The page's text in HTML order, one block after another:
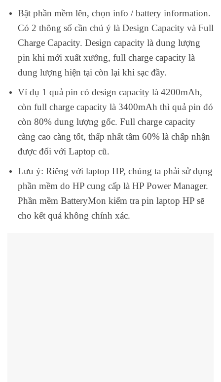
Bật phần mềm lên, chọn info / battery information.
Có 2 thông số cần chú ý là Design Capacity và Full
Charge Capacity. Design capacity là dung lượng
pin khi mới xuất xưởng, full charge capacity là
dung lượng hiện tại còn lại khi sạc đầy.
Ví dụ 1 quả pin có design capacity là 4200mAh,
còn full charge capacity là 3400mAh thì quả pin đó
còn 80% dung lượng gốc. Full charge capacity
càng cao càng tốt, thấp nhất tầm 60% là chấp nhận
được đối với Laptop cũ.
Lưu ý: Riêng với laptop HP, chúng ta phải sử dụng
phần mềm do HP cung cấp là HP Power Manager.
Phần mềm BatteryMon kiểm tra pin laptop HP sẽ
cho kết quả không chính xác.